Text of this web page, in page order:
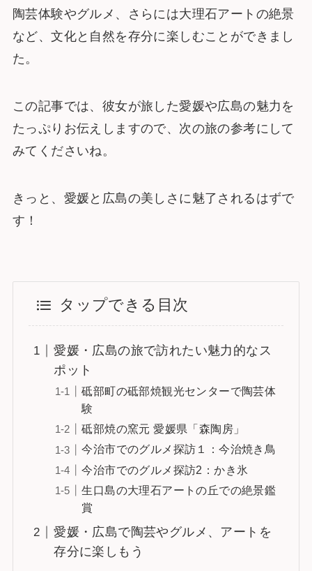
陶芸体験やグルメ、さらには大理石アートの絶景
など、文化と自然を存分に楽しむことができまし
た。
この記事では、彼女が旅した愛媛や広島の魅力を
たっぷりお伝えしますので、次の旅の参考にして
みてくださいね。
きっと、愛媛と広島の美しさに魅了されるはずで
す！
タップできる目次
愛媛・広島の旅で訪れたい魅力的なス
ポット
砥部町の砥部焼観光センターで陶芸体
験
砥部焼の窯元 愛媛県「森陶房」
今治市でのグルメ探訪１：今治焼き鳥
今治市でのグルメ探訪2：かき氷
生口島の大理石アートの丘での絶景鑑
賞
愛媛・広島で陶芸やグルメ、アートを
存分に楽しもう